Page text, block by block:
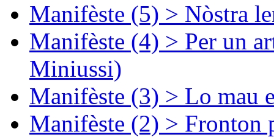
Manifèste (5) > Nòstra
Manifèste (4) > Per un
Miniussi)
Manifèste (3) > Lo mau
Manifèste (2) > Fronton